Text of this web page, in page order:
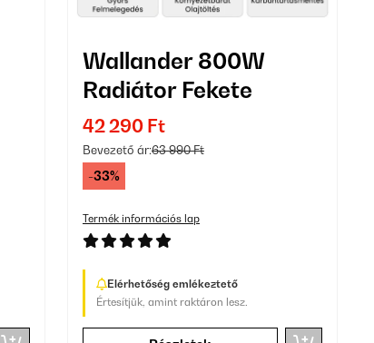
Wallander 800W
Radiátor Fekete
42 290 Ft
Bevezető ár:63 990 Ft
-33%
Termék információs lap
Elérhetőség emlékeztető
Értesítjük, amint raktáron lesz.